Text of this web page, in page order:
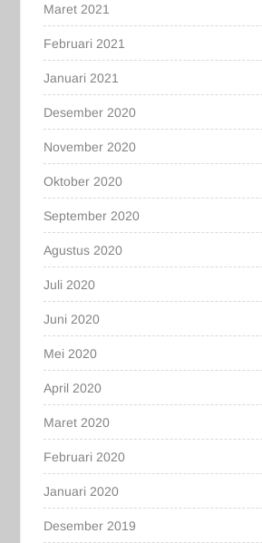
Maret 2021
Februari 2021
Januari 2021
Desember 2020
November 2020
Oktober 2020
September 2020
Agustus 2020
Juli 2020
Juni 2020
Mei 2020
April 2020
Maret 2020
Februari 2020
Januari 2020
Desember 2019